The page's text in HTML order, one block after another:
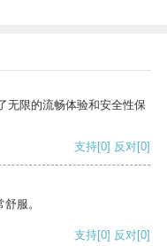
无限的流畅体验和安全性保
支持[0] 反对[0]
服。
支持[0] 反对[0]